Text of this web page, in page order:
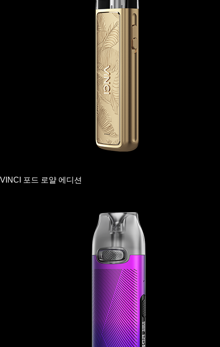
VINCI 포드 로얄 에디션